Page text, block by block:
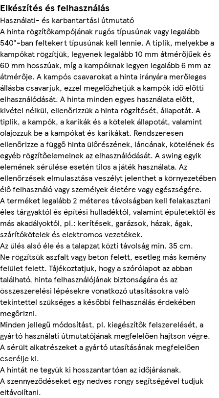
Elkészítés és felhasználás
Használati- és karbantartási útmutató
A hinta rögzítőkampójának rugós típusúnak vagy legalább
540°-ban feltekert típusúnak kell lennie. A tiplik, melyekbe a
kampókat rögzítjük, legyenek legalább 10 mm átmérőjűek és
60 mm hosszúak, míg a kampóknak legyen legalább 6 mm az
átmérője. A kampós csavarokat a hinta irányára merőleges
állásba csavarjuk, ezzel megelőzhetjük a kampók idő előtti
elhasználódását. A hinta minden egyes használata előtt,
kivétel nélkül, ellenőrizzük a hinta rögzítését, állapotát. A
tiplik, a kampók, a karikák és a kötelek állapotát, valamint
olajozzuk be a kampókat és karikákat. Rendszeresen
ellenőrizze a függő hinta ülőrészének, láncának, kötelének és
egyéb rögzítőelemeinek az elhasználódását. A swing egyik
elemének sérülése esetén tilos a játék használata. Az
ellenőrzések elmulasztása veszélyt jelenthet a környezetében
élő felhasználó vagy személyek életére vagy egészségére.
A terméket legalább 2 méteres távolságban kell felakasztani
éles tárgyaktól és építési hulladéktól, valamint épületektől és
más akadályoktól, pl.: kerítések, garázsok, házak, ágak,
szárítókötelek és elektromos vezetékek.
Az ülés alsó éle és a talapzat közti távolság min. 35 cm.
Ne rögzítsük aszfalt vagy beton felett, esetleg más kemény
felület felett. Tájékoztatjuk, hogy a szórólapot az abban
található, hinta felhasználójának biztonságára és az
összeszerelési lépésekre vonatkozó utasításokra való
tekintettel szükséges a későbbi felhasználás érdekében
megőrizni.
Minden jellegű módosítást, pl. kiegészítők felszerelését, a
gyártó használati útmutatójának megfelelően hajtson végre.
A sérült alkatrészeket a gyártó utasításának megfelelően
cserélje ki.
A hintát ne tegyük ki hosszantartóan az időjárásnak.
A szennyeződéseket egy nedves rongy segítségével tudjuk
eltávolítani.